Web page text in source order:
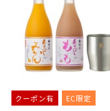
クーポン有 EC限定